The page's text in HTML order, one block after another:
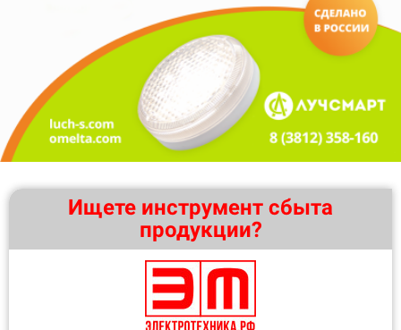
Ищете инструмент сбыта
продукции?